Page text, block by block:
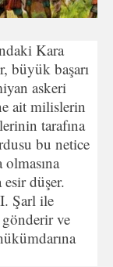
Kara
büyük başarı
askeri
ait milislerin
tarafına
bu netice
düşer.
Şarl ile
ve